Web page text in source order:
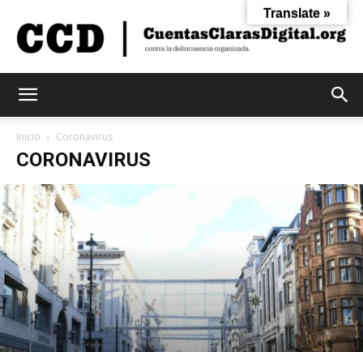
Inicio Coronavirus
CORONAVIRUS
Translate »